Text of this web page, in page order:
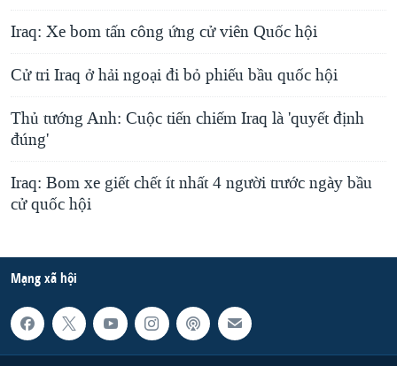
Iraq: Xe bom tấn công ứng cử viên Quốc hội
Cử tri Iraq ở hải ngoại đi bỏ phiếu bầu quốc hội
Thủ tướng Anh: Cuộc tiến chiếm Iraq là 'quyết định
đúng'
Iraq: Bom xe giết chết ít nhất 4 người trước ngày bầu
cử quốc hội
Mạng xã hội